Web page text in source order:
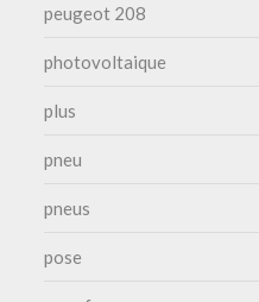
peugeot 208
photovoltaique
plus
pneu
pneus
pose